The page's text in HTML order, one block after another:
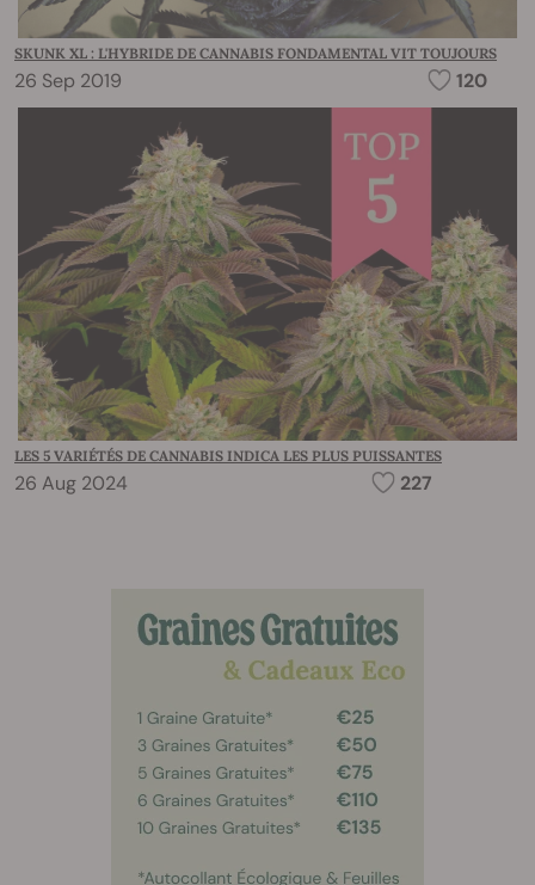
SKUNK XL : L'HYBRIDE DE CANNABIS FONDAMENTAL VIT TOUJOURS
26 Sep 2019 120
LES 5 VARIÉTÉS DE CANNABIS INDICA LES PLUS PUISSANTES
26 Aug 2024 227